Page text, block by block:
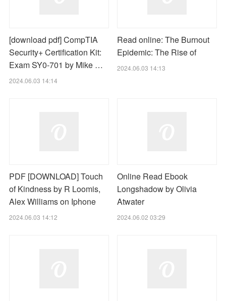
[download pdf] CompTIA
Security+ Certification Kit:
Exam SY0-701 by Mike …
2024.06.03 14:14
Read online: The Burnout
Epidemic: The Rise of
2024.06.03 14:13
PDF [DOWNLOAD] Touch
of Kindness by R Loomis,
Alex Williams on Iphone
2024.06.03 14:12
Online Read Ebook
Longshadow by Olivia
Atwater
2024.06.02 03:29